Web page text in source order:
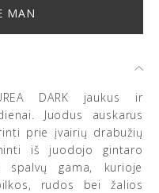
DARK jaukus ir
Juodus auskarus
prie įvairių drabužių
iš juodojo gintaro
gama, kurioje
rudos bei žalios